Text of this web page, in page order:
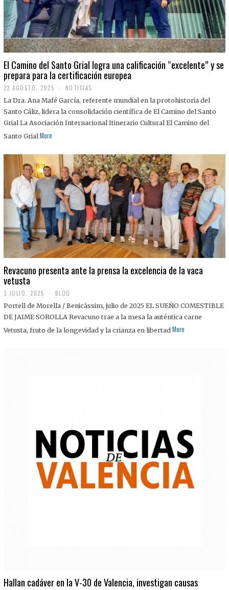
El Camino del Santo Grial logra una calificación “excelente” y se
prepara para la certificación europea
22 AGOSTO, 2025
2
A
G
O
S
2
5
NOTICIAS
La Dra. Ana Mafé García, referente mundial en la protohistoria del
Santo Cáliz, lidera la consolidación científica de El Camino del Santo
Grial La Asociación Internacional Itinerario Cultural El Camino del
Santo Grial More
Revacuno presenta ante la prensa la excelencia de la vaca
vetusta
3 JULIO, 2025
J
U
I
BLOG
Portell de Morella / Benicàssim, julio de 2025 EL SUEÑO COMESTIBLE
DE JAIME SOROLLA Revacuno trae a la mesa la auténtica carne
Vetusta, fruto de la longevidad y la crianza en libertad More
Hallan cadáver en la V-30 de Valencia, investigan causas